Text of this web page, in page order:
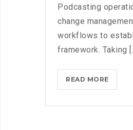
Podcasting
change
workflows to
framework. Taking
READ MOREWHAT
TO